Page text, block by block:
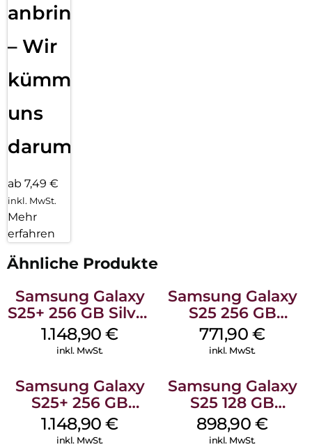
anbringen
– Wir
kümmern
uns
darum!
ab 7,49 €
inkl. MwSt.
Mehr
erfahren
Ähnliche Produkte
Samsung Galaxy
S25+ 256 GB Silver
Shadow
1.148,90€
inkl. MwSt.
Samsung Galaxy
S25 256 GB
Icyblue
771,90€
inkl. MwSt.
Samsung Galaxy
S25+ 256 GB
Icyblue
1.148,90€
inkl. MwSt.
Samsung Galaxy
S25 128 GB
Icyblue
898,90€
inkl. MwSt.